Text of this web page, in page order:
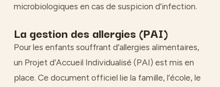
microbiologiques en cas de suspicion d’infection.
La gestion des allergies (PAI)
Pour les enfants souffrant d’allergies alimentaires,
un Projet d’Accueil Individualisé (PAI) est mis en
place. Ce document officiel lie la famille, l’école, le